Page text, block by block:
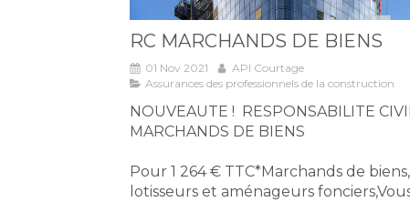
RC MARCHANDS DE BIENS
01 Nov 2021
API Courtage
Assurances des professionnels de la construction
NOUVEAUTE ! RESPONSABILITE
MARCHANDS DE BIENS
Pour 1 264 € TTC*Marchands de biens,
lotisseurs et aménageurs